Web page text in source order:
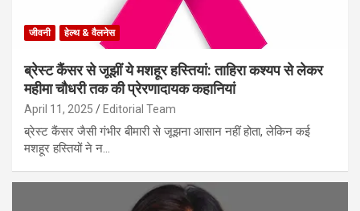
जीवनी हेल्थ & वैलनेस
ब्रेस्ट कैंसर से जूझीं ये मशहूर हस्तियां: ताहिरा कश्यप से लेकर
महीमा चौधरी तक की प्रेरणादायक कहानियां
April 11, 2025 Editorial Team
ब्रेस्ट कैंसर जैसी गंभीर बीमारी से जूझना आसान नहीं होता, लेकिन कई
मशहूर हस्तियों ने न…